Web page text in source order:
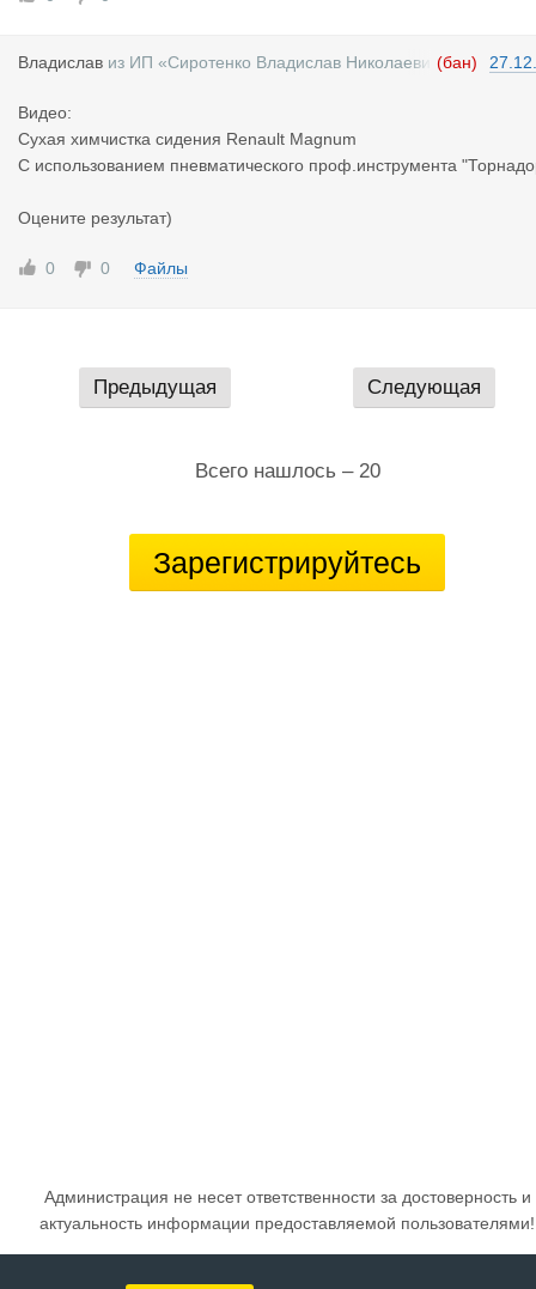
Владислав из ИП «Сиротенко Владислав Николаеви (бан)
Видео:
Сухая химчистка сидения Renault Magnum
С использованием пневматического проф.инструмента
Оцените результат)
0 0 Файлы
Предыдущая Следующая
Всего нашлось – 20
Зарегистрируйтесь
Администрация не несет ответственности за достоверность и
актуальность информации предоставляемой пользователями!